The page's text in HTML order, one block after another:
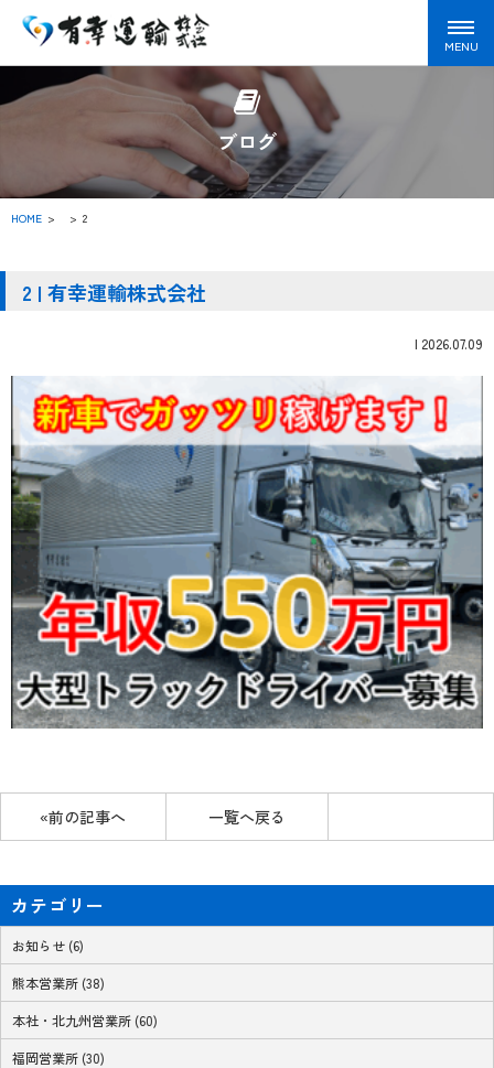
ブログ
HOME > 2
2 | 有幸運輸株式会社
| 2026.07.09
«前の記事へ 一覧へ戻る
カテゴリー
お知らせ (6)
熊本営業所 (38)
本社・北九州営業所 (60)
福岡営業所 (30)